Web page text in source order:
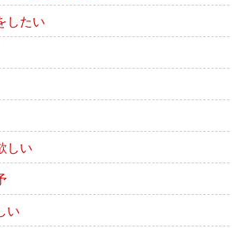
したい
しい
い